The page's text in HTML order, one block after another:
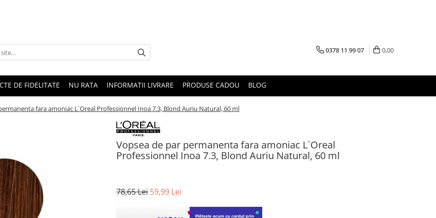
0378 11 99 07 0,00
DE FIDELITATE NU RATA INFORMATII LIVRARE PRODUSE CADOU BLOG
fara amoniac L`Oreal Professionnel Inoa 7.3, Blond Auriu Natural, 60 ml
Vopsea de par permanenta fara amoniac L`Oreal
Professionnel Inoa 7.3, Blond Auriu Natural, 60 ml
78,65 Lei 59,99 Lei